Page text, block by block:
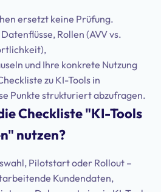
ersetzt keine Prüfung.
Rollen (AVV vs.
und Ihre konkrete Nutzung
zu KI-Tools in
Punkte strukturiert abzufragen.
Checkliste "KI-Tools
nutzen?
Pilotstart oder Rollout –
Kundendaten,